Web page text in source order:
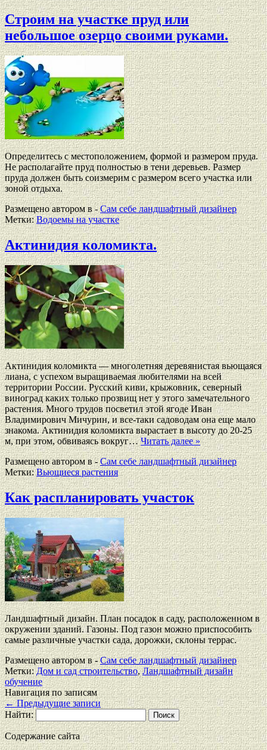
Строим на участке пруд или
небольшое озерцо своими руками.
Определитесь с местоположением, формой и размером пруда.
Не располагайте пруд полностью в тени деревьев. Размер
пруда должен быть соизмерим с размером всего участка или
зоной отдыха.
Размещено автором в -Сам себе ландшафтный дизайнер
Метки:Водоемы на участке
Актинидия коломикта.
Актинидия коломикта — многолетняя деревянистая вьющаяся
лиана, с успехом выращиваемая любителями на всей
территории России. Русский киви, крыжовник, северный
виноград каких только прозвищ нет у этого замечательного
растения. Много трудов посветил этой ягоде Иван
Владимирович Мичурин, и все-таки садоводам она еще мало
знакома. Актинидия коломикта вырастает в высоту до 20-25
м, при этом, обвиваясь вокруг…Читать далее »
Размещено автором в -Сам себе ландшафтный дизайнер
Метки:Вьющиеся растения
Как распланировать участок
Ландшафтный дизайн. План посадок в саду, расположенном в
окружении зданий. Газоны. Под газон можно приспособить
самые различные участки сада, дорожки, склоны террас.
Размещено автором в -Сам себе ландшафтный дизайнер
Метки:Дом и сад строительство,Ландшафтный дизайн
обучение
Навигация по записям
←Предыдущие записи
Найти:
Содержание сайта